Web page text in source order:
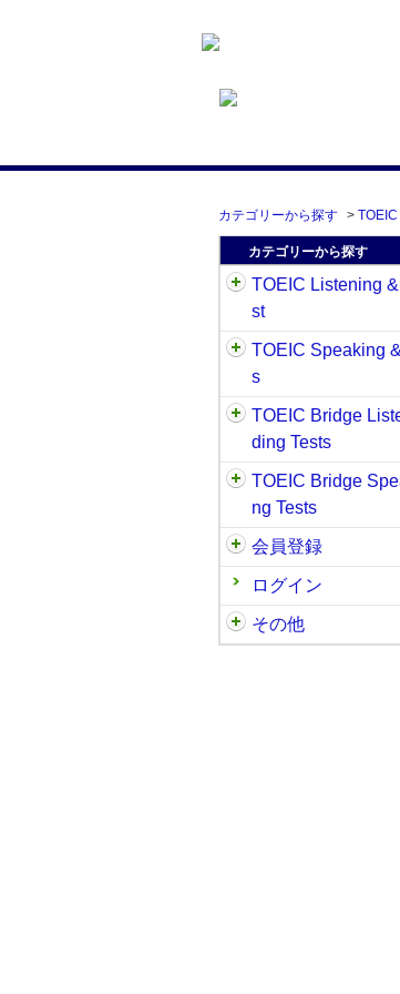
カテゴリーから探す >
カテゴリーから探す
TOEIC Listening
st
TOEIC Speaking
s
TOEIC Bridge
ding Tests
TOEIC Bridge
ng Tests
会員登録
ログイン
その他